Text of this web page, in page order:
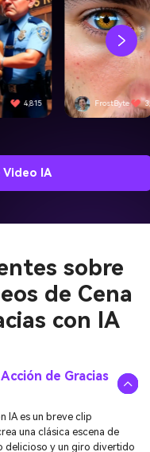
4,815 FrostByte
IA
sobre
de Cena
con IA
de Gracias
IA es un breve clip
una clásica escena de
delicioso y un giro divertido